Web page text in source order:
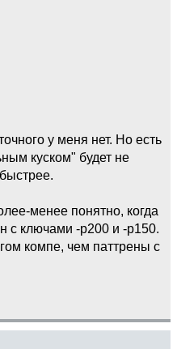
у меня нет. Но есть
куском" будет не
менее понятно, когда
с ключами -p200 и -p150.
компе, чем паттрены с